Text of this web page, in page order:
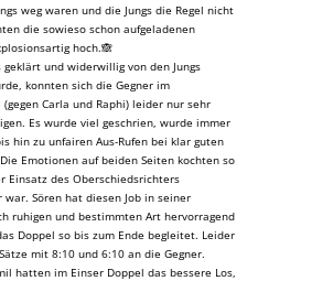
weg waren und die Jungs die Regel nicht
die sowieso schon aufgeladenen
hoch.🙈
geklärt und widerwillig von den Jungs
konnten sich die Gegner im
Carla und Raphi) leider nur sehr
Es wurde viel geschrien, wurde immer
hin zu unfairen Aus-Rufen bei klar guten
Emotionen auf beiden Seiten kochten so
Einsatz des Oberschiedsrichters
war. Sören hat diesen Job in seiner
ruhigen und bestimmten Art hervorragend
Doppel so bis zum Ende begleitet. Leider
mit 8:10 und 6:10 an die Gegner.
hatten im Einser Doppel das bessere Los,